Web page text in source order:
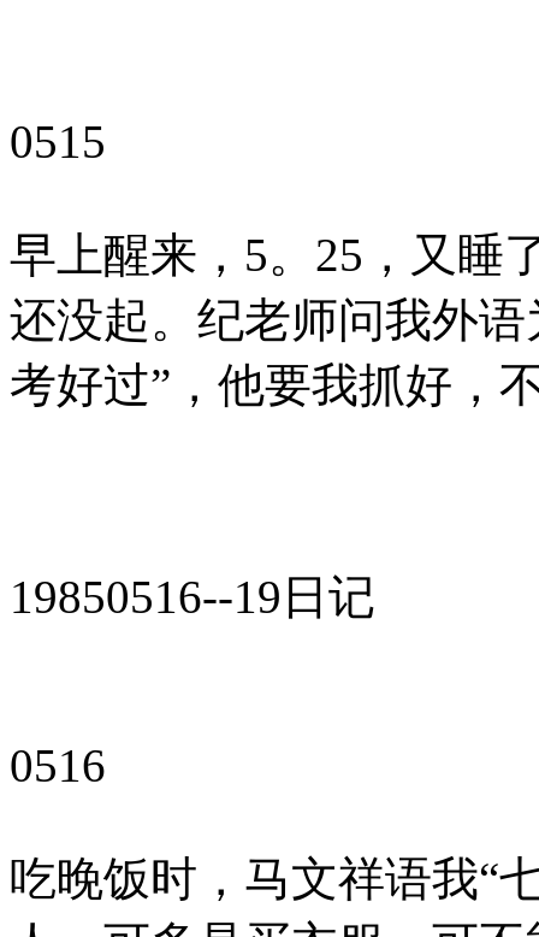
0515
早上醒来，5。25，又睡
还没起。纪老师问我外
考好过”，他要我抓好，
19850516--19日记
0516
吃晚饭时，马文祥语我“